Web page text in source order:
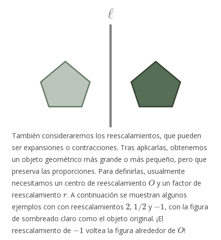
También consideraremos los reescalamientos, que pueden
ser expansiones o contracciones. Tras aplicarlas, obtenemos
un objeto geométrico más grande o más pequeño, pero que
preserva las proporciones. Para definirlas, usualmente
necesitamos un centro de reescalamiento
O
y un factor de
reescalamiento
r
. A continuación se muestran algunos
ejemplos con con reescalamientos
2
,
1/2
y
−1
, con la figura
de sombreado claro como el objeto original. ¡El
reescalamiento de
− 1
voltea la figura alrededor de
O
!